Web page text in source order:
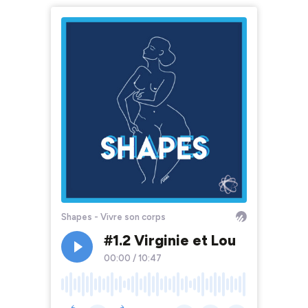
Shapes - Vivre son corps
#1.2 Virginie et Lou
00:00 / 10:47